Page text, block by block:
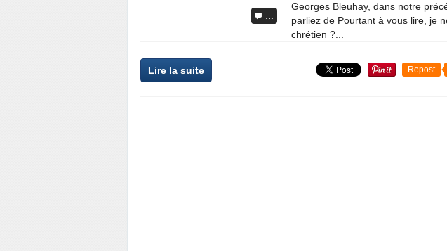
…
Georges Bleuhay, dans notre
parliez de Pourtant à vous lire, je
chrétien ?...
Lire la suite Repost